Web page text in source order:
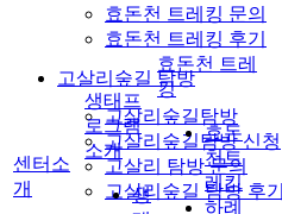
효돈천 트레킹 문의
효돈천 트레킹 후기
고살리숲길 탐방
고살리숲길탐방
고살리숲길탐방 신청
고살리 탐방 문의
고살리숲길 탐방 후기
센터소
개
생태프
로그램
소개
생
효돈천 트레
킹
효돈
천트
레킹
하례